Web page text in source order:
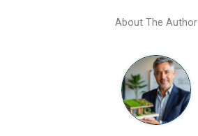
About The Author